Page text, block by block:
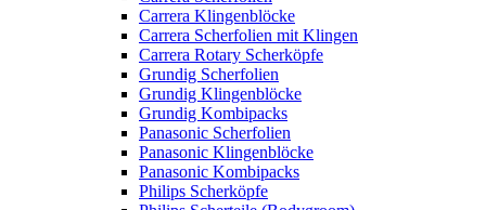
Carrera Klingenblöcke
Carrera Scherfolien mit Klingen
Carrera Rotary Scherköpfe
Grundig Scherfolien
Grundig Klingenblöcke
Grundig Kombipacks
Panasonic Scherfolien
Panasonic Klingenblöcke
Panasonic Kombipacks
Philips Scherköpfe